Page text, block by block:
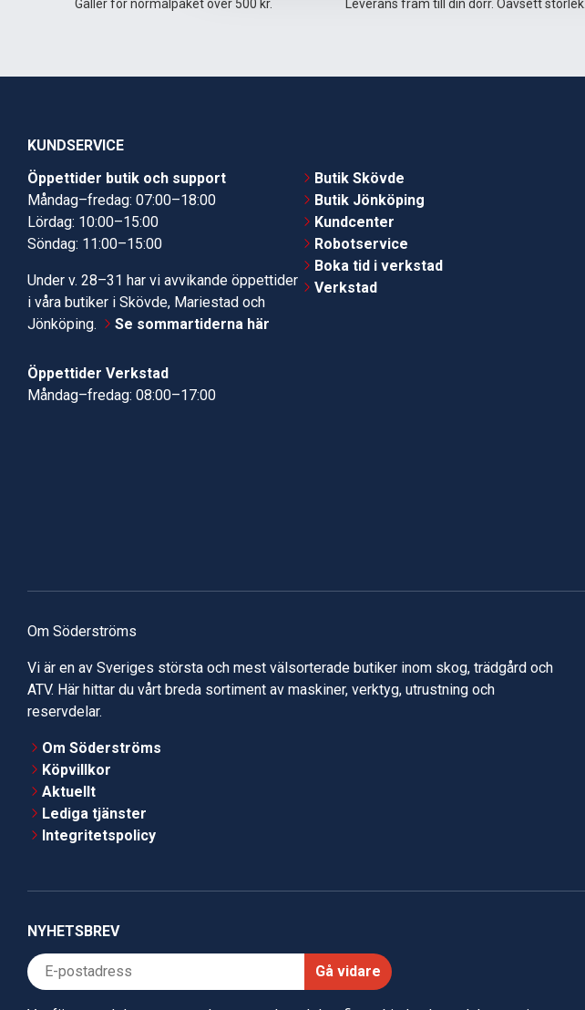
Gäller för normalpaket över 500 kr. Leverans fram till din dörr. Oavsett storlek.
KUNDSERVICE
Öppettider butik och support
Måndag–fredag: 07:00–18:00
Lördag: 10:00–15:00
Söndag: 11:00–15:00
Under v. 28–31 har vi avvikande öppettider
i våra butiker i Skövde, Mariestad och
Jönköping.
Se sommartiderna här
Öppettider Verkstad
Måndag–fredag: 08:00–17:00
Butik Skövde
Butik Jönköping
Kundcenter
Robotservice
Boka tid i verkstad
Verkstad
Om Söderströms
Vi är en av Sveriges största och mest välsorterade butiker inom skog, trädgård och
ATV. Här hittar du vårt breda sortiment av maskiner, verktyg, utrustning och
reservdelar.
Om Söderströms
Köpvillkor
Aktuellt
Lediga tjänster
Integritetspolicy
NYHETSBREV
Gå vidare